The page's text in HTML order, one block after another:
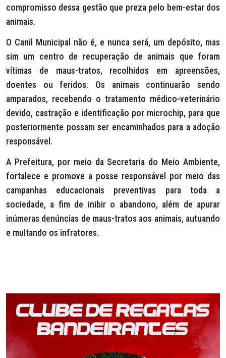
compromisso dessa gestão que preza pelo bem-estar dos
animais.
O Canil Municipal não é, e nunca será, um depósito, mas
sim um centro de recuperação de animais que foram
vítimas de maus-tratos, recolhidos em apreensões,
doentes ou feridos. Os animais continuarão sendo
amparados, recebendo o tratamento médico-veterinário
devido, castração e identificação por microchip, para que
posteriormente possam ser encaminhados para a adoção
responsável.
A Prefeitura, por meio da Secretaria do Meio Ambiente,
fortalece e promove a posse responsável por meio das
campanhas educacionais preventivas para toda a
sociedade, a fim de inibir o abandono, além de apurar
inúmeras denúncias de maus-tratos aos animais, autuando
e multando os infratores.